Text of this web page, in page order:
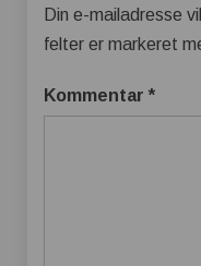
Din e-mailadresse
felter er markeret
Kommentar *